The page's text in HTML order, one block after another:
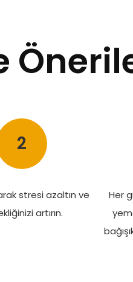
2
stresi azaltın ve
artırın.
Her